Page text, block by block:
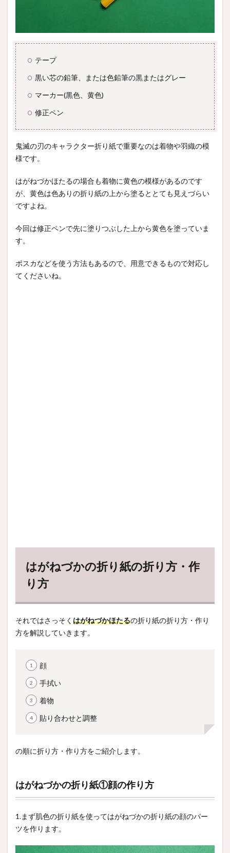
テープ
黒い芯の鉛筆、または色鉛筆の黒またはグレー
マーカー(黒色、黄色)
修正ペン
鬼滅の刃のキャラクター折り紙で重要なのは着物や羽織の模
様です。
はがねづかほたるの場合も着物に黄色の模様があるのです
が、黄色は色ありの折り紙の上から塗るととても見えづらい
ですよね。
今回は修正ペンで先に塗りつぶした上から黄色を塗っていま
す。
ポスカなどを使う方法もあるので、用意できるもので対応し
てくださいね。
はがねづかの折り紙の折り方・作
り方
それではさっそく はがねづかほたるの折り紙の折り方・作り
方を解説していきます。
顔
手拭い
着物
貼り合わせと調整
の順に折り方・作り方をご紹介します。
はがねづかの折り紙①顔の作り方
1.まず肌色の折り紙を使ってはがねづかの折り紙の顔のパー
ツを作ります。